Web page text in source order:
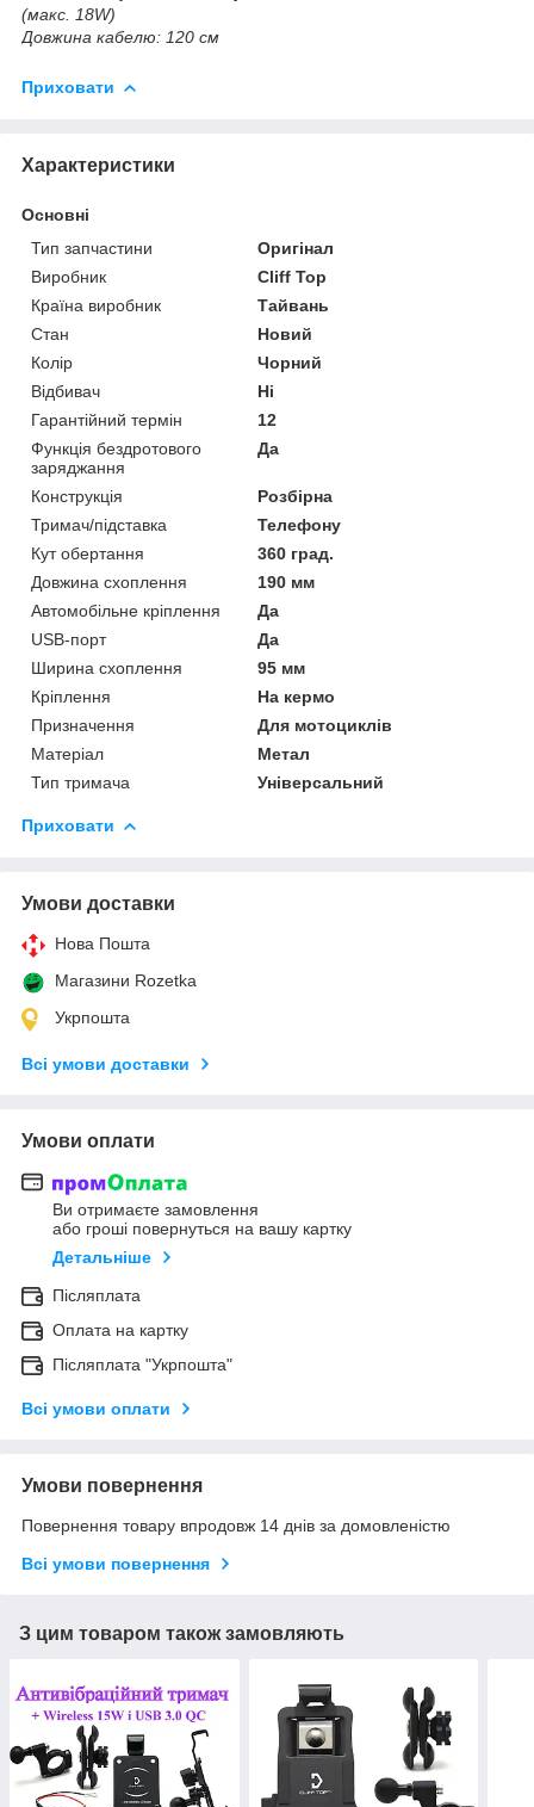
(макс. 18W)
Довжина кабелю: 120 см
Приховати
Характеристики
Основні
Тип запчастини
Оригінал
Виробник
Cliff Top
Країна виробник
Тайвань
Стан
Новий
Колір
Чорний
Відбивач
Ні
Гарантійний термін
12
Функція бездротового
заряджання
Да
Конструкція
Розбірна
Тримач/підставка
Телефону
Кут обертання
360 град.
Довжина схоплення
190 мм
Автомобільне кріплення
Да
USB-порт
Да
Ширина схоплення
95 мм
Кріплення
На кермо
Призначення
Для мотоциклів
Матеріал
Метал
Тип тримача
Універсальний
Приховати
Умови доставки
Нова Пошта
Магазини Rozetka
Укрпошта
Всі умови доставки
Умови оплати
Ви отримаєте замовлення
або гроші повернуться на вашу картку
Детальніше
Післяплата
Оплата на картку
Післяплата "Укрпошта"
Всі умови оплати
Умови повернення
Повернення товару впродовж 14 днів за домовленістю
Всі умови повернення
З цим товаром також замовляють